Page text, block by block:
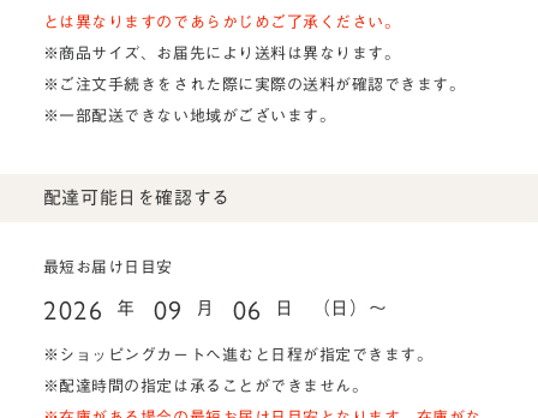
とは異なりますのであらかじめご了承ください。
※商品サイズ、お届先により送料は異なります。
※ご注文手続きをされた際に実際の送料が確認できます。
※一部配送できない地域がございます。
配達可能日を確認する
最短お届け日目安
2026 年 09 月 06 日 （日）～
※ショッピングカートへ進むと日程が指定できます。
※配達時間の指定は承ることができません。